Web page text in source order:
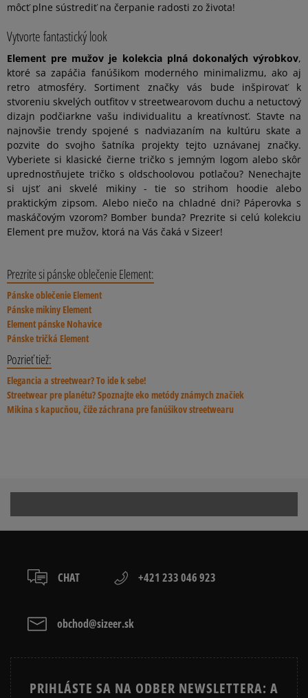
môcť plne sústrediť na čerpanie radosti zo života!
Vytvorte fantastický look
Element pre mužov je kolekcia plná dokonalých výrobkov,
ktoré sa zapáčia fanúšikom moderného minimalizmu, ako aj
retro atmosféry. Sortiment značky vás bude inšpirovať k
stvoreniu skvelých outfitov v streetwearovom duchu a netuctový
dizajn podčiarkne vašu individualitu a kreatívnosť. Stavte na
najnovšie trendy spojené s nadviazaním na kultúru skate a
pozvite do svojho šatníka projekty tejto uznávanej značky.
Vyberiete si klasické čierne tričko s jemným logom alebo skôr
uprednostňujete tričko s oldschoolovou potlačou? Nenechajte
si ujsť ani skvelé mikiny - tie so strihom hoodie alebo
praktickým zipsom. Alebo niečo na chladné dni? Páperovka s
maskáčovým vzorom? Bomber bunda? Prezrite si celú kolekciu
Element pre mužov, ktorá na Vás čaká v Sizeer!
Prezrite si pánske oblečenie Element:
Pánske oblečenie Element
Pánske mikiny Element
Element pánske Nohavice
Pánske tričká Element
Pozrieť tiež:
Elegancia a streetwear? To ide k sebe!
Streetwear pre planétu? Spoznajte eko metódy známych značiek
Mikina s kapucňou, čiže záchrana pre fanúšikov streetwearu
CHAT +421 233 046 923
obchod@sizeer.sk
PRIHLÁSTE SA NA ODBER NEWSLETTERA: A